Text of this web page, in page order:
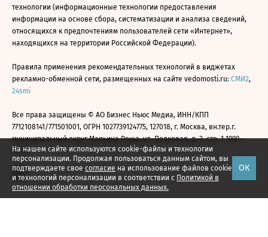
На нашем сайте используются cookie-файлы и технологии
персонализации. Продолжая пользоваться данным сайтом, вы
подтверждаете свое согласие на использование файлов cookie
и технологий персонализации в соответствии с Политикой в
отношении обработки персональных данных.
ОК
технологии (информационные технологии предоставления
информации на основе сбора, систематизации и анализа сведений,
относящихся к предпочтениям пользователей сети «Интернет»,
находящихся на территории Российской Федерации).
Правила применения рекомендательных технологий в виджетах
рекламно-обменной сети, размещенных на сайте vedomosti.ru: СМИ2,
24smi
Все права защищены © АО Бизнес Ньюс Медиа, ИНН/КПП
7712108141/771501001, ОГРН 1027739124775, 127018, г. Москва, вн.тер.г.
муниципальный округ Марьина Роща, ул. Полковая, д. 3, стр. 1 1999—
2026